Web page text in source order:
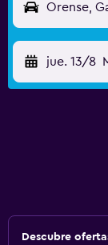
Orense,
jue. 13/8
Descubre